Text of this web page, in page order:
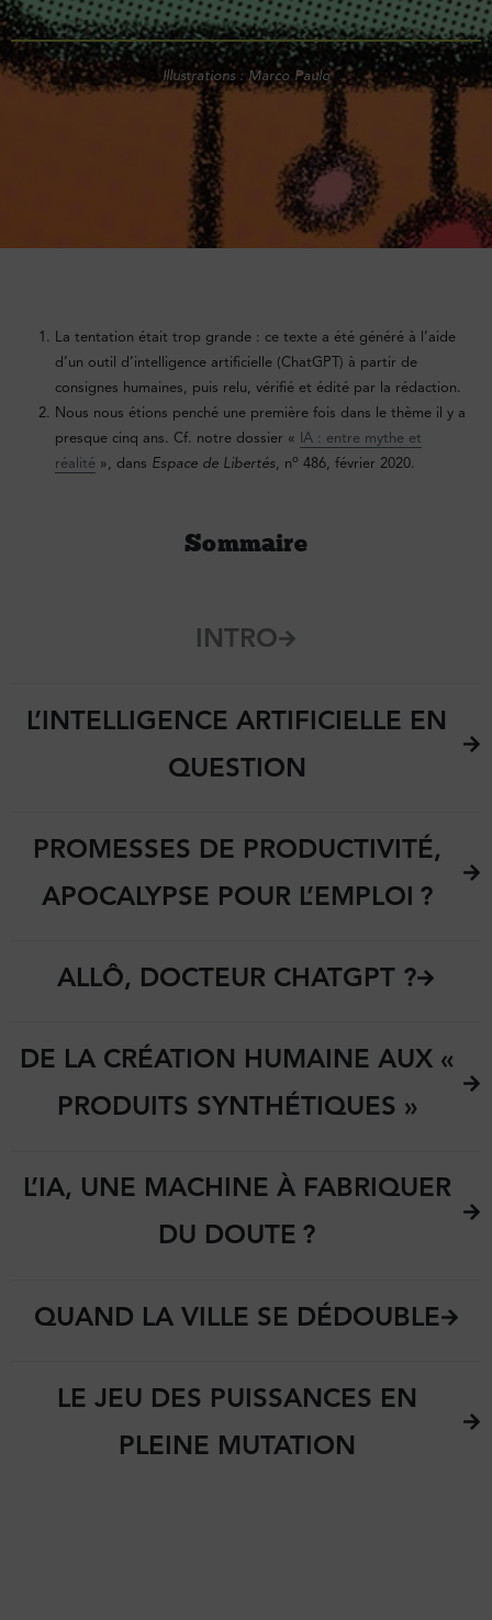
Illustrations : Marco Paulo
La tentation était trop grande : ce texte a été généré à l’aide
d’un outil d’intelligence artificielle (ChatGPT) à partir de
consignes humaines, puis relu, vérifié et édité par la rédaction.
Nous nous étions penché une première fois dans le thème il y a
presque cinq ans. Cf. notre dossier « IA : entre mythe et
réalité », dans Espace de Libertés, no 486, février 2020.
Sommaire
INTRO
L’INTELLIGENCE ARTIFICIELLE EN
QUESTION
PROMESSES DE PRODUCTIVITÉ,
APOCALYPSE POUR L’EMPLOI ?
ALLÔ, DOCTEUR CHATGPT ?
DE LA CRÉATION HUMAINE AUX «
PRODUITS SYNTHÉTIQUES »
L’IA, UNE MACHINE À FABRIQUER
DU DOUTE ?
QUAND LA VILLE SE DÉDOUBLE
LE JEU DES PUISSANCES EN
PLEINE MUTATION